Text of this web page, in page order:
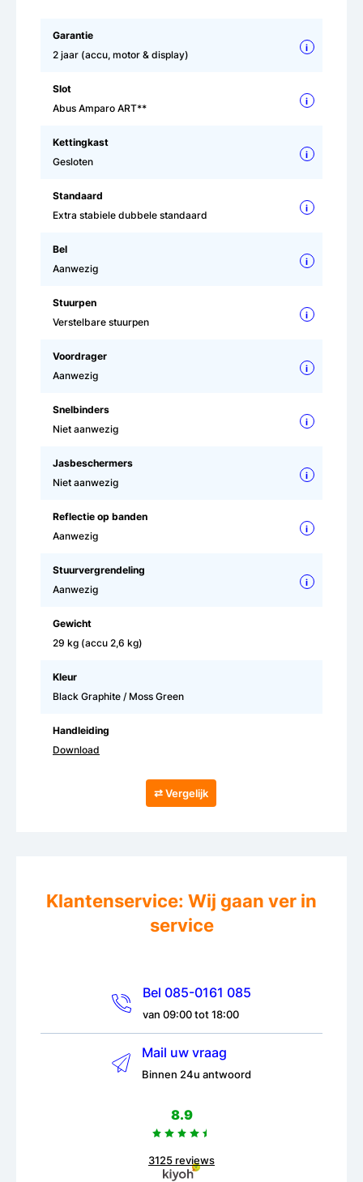
Garantie
2 jaar (accu, motor & display)
i
Slot
Abus Amparo ART**
i
Kettingkast
Gesloten
i
Standaard
Extra stabiele dubbele standaard
i
Bel
Aanwezig
i
Stuurpen
Verstelbare stuurpen
i
Voordrager
Aanwezig
i
Snelbinders
Niet aanwezig
i
Jasbeschermers
Niet aanwezig
i
Reflectie op banden
Aanwezig
i
Stuurvergrendeling
Aanwezig
i
Gewicht
29 kg (accu 2,6 kg)
Kleur
Black Graphite / Moss Green
Handleiding
Download
⇄ Vergelijk
Klantenservice: Wij gaan ver in
service
Bel 085-0161 085
van 09:00 tot 18:00
Mail uw vraag
Binnen 24u antwoord
8.9
3125 reviews